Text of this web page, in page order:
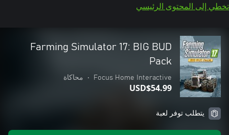
تخطي إلى المحتوى الرئيسي
Farming Simulator 17: BIG BUD
Pack
Focus Home Interactive
• محاكاة
USD$54.99
يتطلب توفر لعبة